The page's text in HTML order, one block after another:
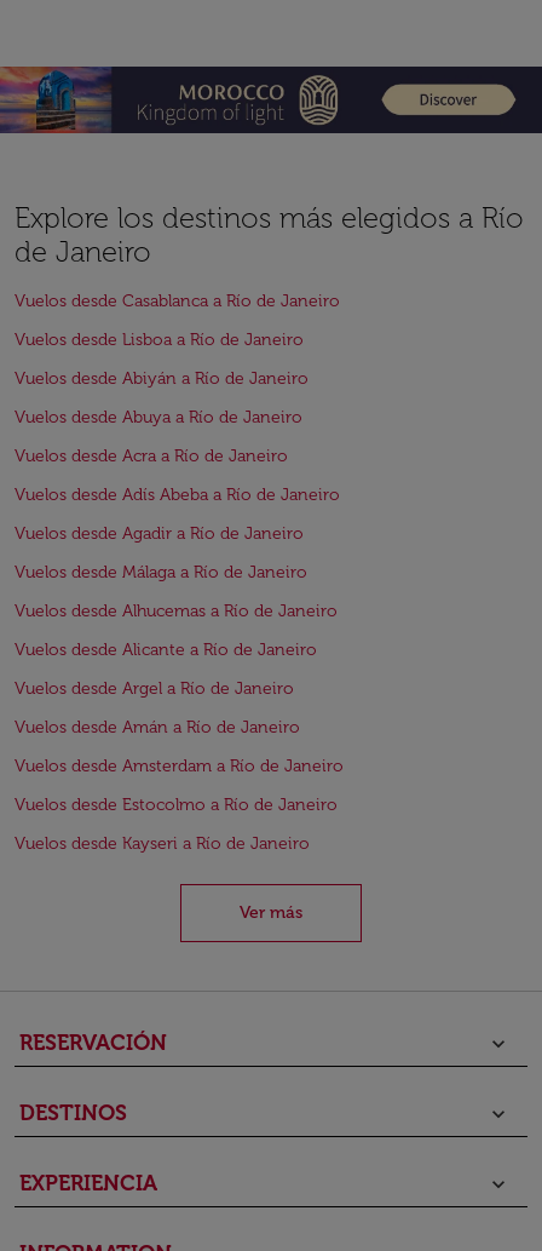
Explore los destinos más elegidos a Río
de Janeiro
Vuelos desde Casablanca a Río de Janeiro
Vuelos desde Lisboa a Río de Janeiro
Vuelos desde Abiyán a Río de Janeiro
Vuelos desde Abuya a Río de Janeiro
Vuelos desde Acra a Río de Janeiro
Vuelos desde Adís Abeba a Río de Janeiro
Vuelos desde Agadir a Río de Janeiro
Vuelos desde Málaga a Río de Janeiro
Vuelos desde Alhucemas a Río de Janeiro
Vuelos desde Alicante a Río de Janeiro
Vuelos desde Argel a Río de Janeiro
Vuelos desde Amán a Río de Janeiro
Vuelos desde Amsterdam a Río de Janeiro
Vuelos desde Estocolmo a Río de Janeiro
Vuelos desde Kayseri a Río de Janeiro
Ver más
RESERVACIÓN keyboard_arrow_down
DESTINOS keyboard_arrow_down
EXPERIENCIA keyboard_arrow_down